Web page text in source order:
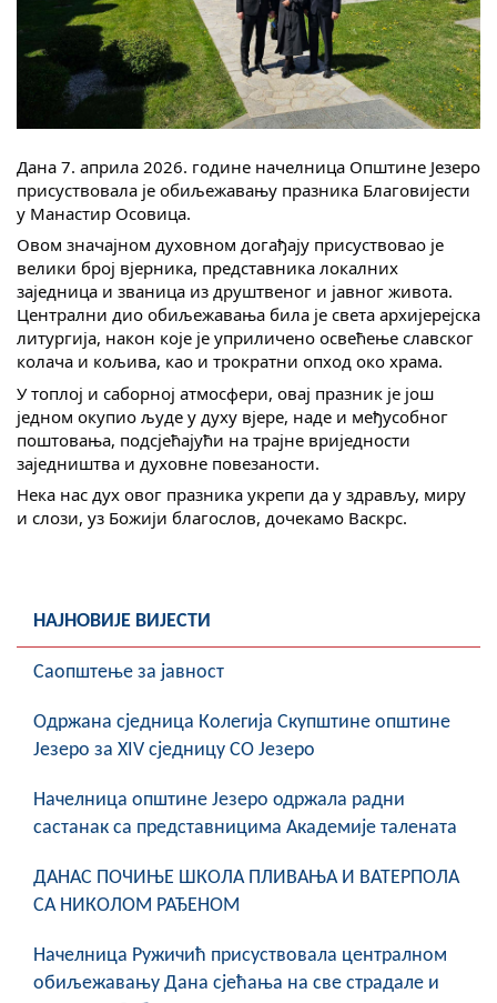
Статут Општине
Скупштинско вијеће општине језеро
Састав Скупштине
Службени Гласници
ОПШТИНСКА УПРАВА
ИНФО
Вијести
Активности
Јавни позиви
Обавјештења
Заштита од пожара
Пољопривреда
Туризам
ЦИВИЛНА ЗАШТИТА
КОНТАКТ
Дана 7. априла 2026. године начелница Општине Језеро
присуствовала је обиљежавању празника Благовијести
у Манастир Осовица.
Овом значајном духовном догађају присуствовао је
велики број вјерника, представника локалних
заједница и званица из друштвеног и јавног живота.
Централни дио обиљежавања била је света архијерејска
литургија, након које је уприличено освећење славског
колача и кољива, као и трократни опход око храма.
У топлој и саборној атмосфери, овај празник је још
једном окупио људе у духу вјере, наде и међусобног
поштовања, подсјећајући на трајне вриједности
заједништва и духовне повезаности.
Нека нас дух овог празника укрепи да у здрављу, миру
и слози, уз Божији благослов, дочекамо Васкрс.
НАЈНОВИЈЕ ВИЈЕСТИ
Саопштење за јавност
Oдржана сједница Колегија Скупштине општине
Језеро за XIV сједницу СО Језеро
Начелница општине Језеро одржала радни
састанак са представницима Академије талената
ДАНАС ПОЧИЊЕ ШКОЛА ПЛИВАЊА И ВАТЕРПОЛА
СА НИКОЛОМ РАЂЕНОМ
Начелница Ружичић присуствовала централном
обиљежавању Дана сјећања на све страдале и